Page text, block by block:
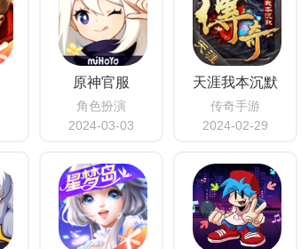
原神官服
角色扮演
2024-03-03
天涯我本沉默
传奇手游
2024-02-29